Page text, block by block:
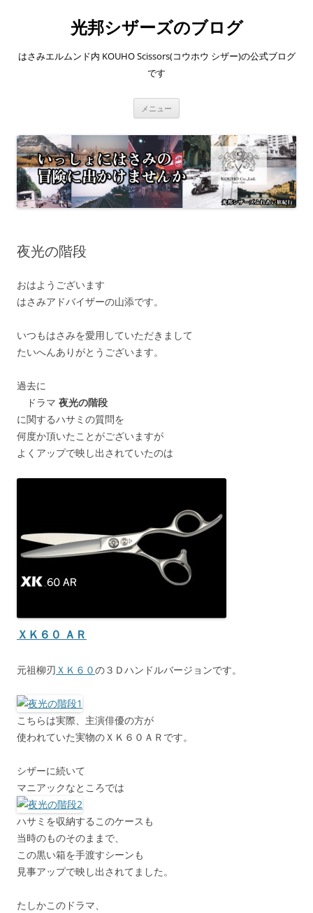
へ
ス
光邦シザーズのブログ
はさみエルムンド内 KOUHO Scissors(コウホウ シザー)の公式ブログ
です
メニュー
夜光の階段
おはようございます
はさみアドバイザーの山添です。
いつもはさみを愛用していただきまして
たいへんありがとうございます。
過去に
ドラマ 夜光の階段
に関するハサミの質問を
何度か頂いたことがございますが
よくアップで映し出されていたのは
ＸＫ６０ ＡＲ
元祖柳刃 ＸＫ６０の３Ｄハンドルバージョンです。
こちらは実際、主演俳優の方が
使われていた実物のＸＫ６０ＡＲです。
シザーに続いて
マニアックなところでは
ハサミを収納するこのケースも
当時のものそのままで、
この黒い箱を手渡すシーンも
見事アップで映し出されてました。
たしかこのドラマ、